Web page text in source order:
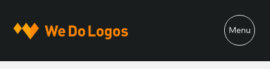
Menu